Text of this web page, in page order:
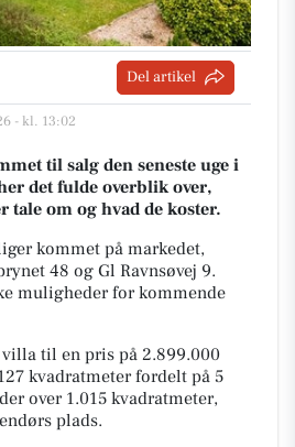
Del artikel
- kl. 13:02
til salg den seneste uge i
det fulde overblik over,
tale om og hvad de koster.
kommet på markedet,
48 og Gl Ravnsøvej 9.
muligheder for kommende
villa til en pris på 2.899.000
kvadratmeter fordelt på 5
over 1.015 kvadratmeter,
plads.